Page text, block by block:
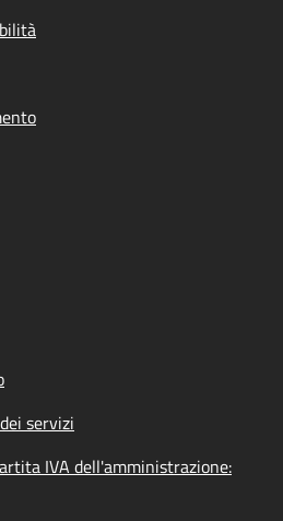
servizi
IVA dell'amministrazione: